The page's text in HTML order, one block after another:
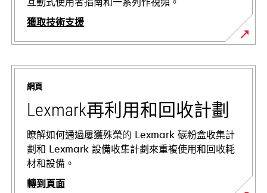
獲取技術支援
在
新
網頁
Lexmark再利用和回收計劃
瞭解如何通過屢獲殊榮的 Lexmark 碳粉盒收集計
劃和 Lexmark 設備收集計劃來重複使用和回收耗
材和設備。
轉到頁面